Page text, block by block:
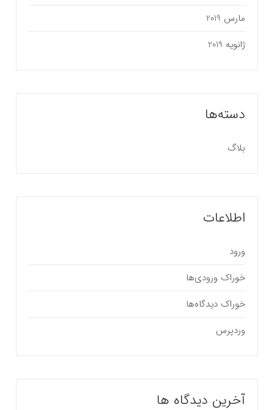
مارس 2019
ژانویه 2019
دسته‌ها
بلاگ
اطلاعات
ورود
خوراک ورودی‌ها
خوراک دیدگاه‌ها
وردپرس
آخرین دیدگاه ها